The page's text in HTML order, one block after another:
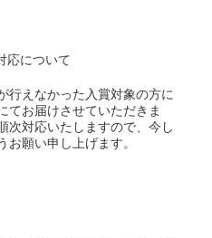
応について
行えなかった入賞対象の方に
てお届けさせていただきま
次対応いたしますので、今し
お願い申し上げます。